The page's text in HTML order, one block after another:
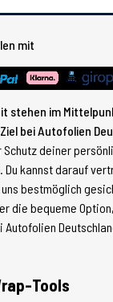
mit
stehen im
bei Autofolien
deiner
kannst darauf
bestmöglich
die bequeme
Autofolien
Tools